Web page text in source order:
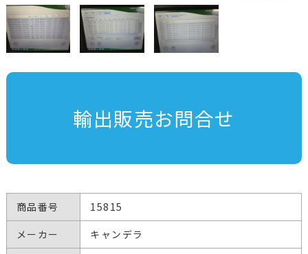
輸出販売お問合せ
商品番号
15815
メーカー
キャンデラ